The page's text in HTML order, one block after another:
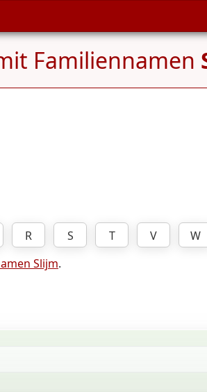
Familiennamen
R S T V
W
Slijm.